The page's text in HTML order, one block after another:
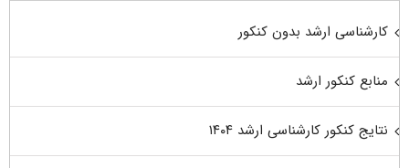
کارشناسی ارشد بدون کنکور
منابع کنکور ارشد
نتایج کنکور کارشناسی ارشد ۱۴۰۴